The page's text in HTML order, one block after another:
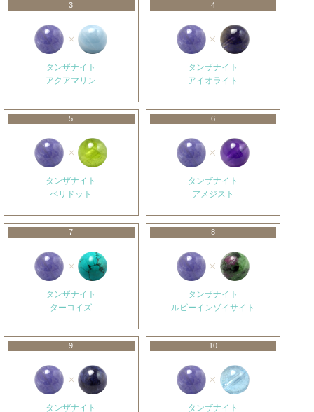
3
タンザナイト
アクアマリン
4
タンザナイト
アイオライト
5
タンザナイト
ペリドット
6
タンザナイト
アメジスト
7
タンザナイト
ターコイズ
8
タンザナイト
ルビーインゾイサイト
9
タンザナイト
10
タンザナイト